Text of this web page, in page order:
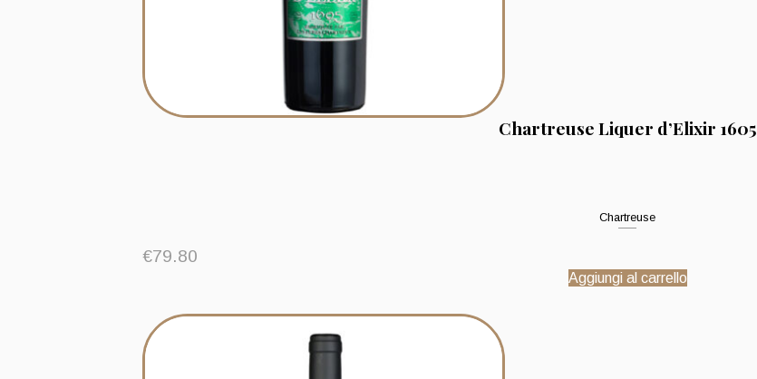
Chartreuse Liquer d’Elixir 1605
Chartreuse
€79.80
Aggiungi al carrello